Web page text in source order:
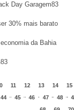
Day Garagem83
30% mais barato
da Bahia
11 12 13 14
15
44 45 46 47 48